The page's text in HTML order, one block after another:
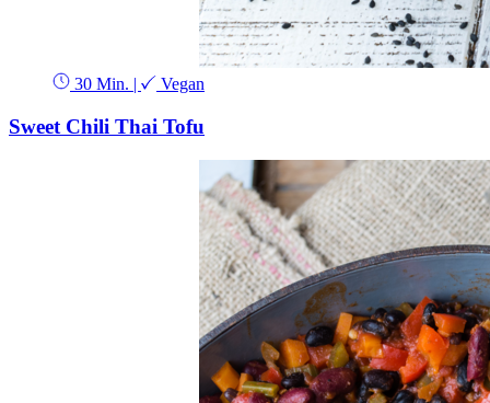
30 Min. | Vegan
Sweet Chili Thai Tofu